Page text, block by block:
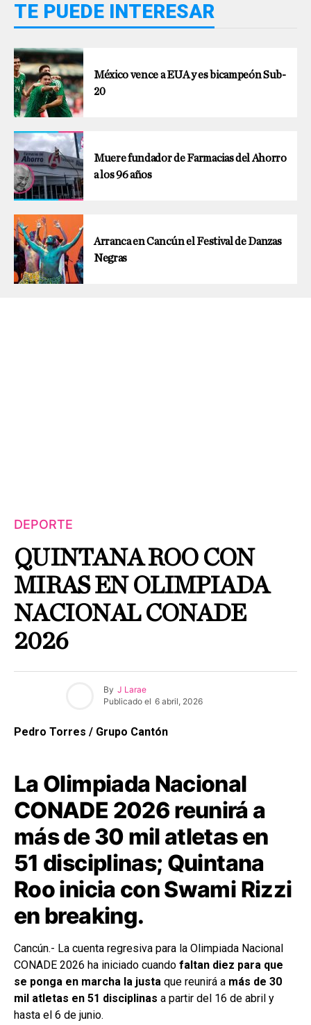
TE PUEDE INTERESAR
México vence a EUA y es bicampeón Sub-
20
Muere fundador de Farmacias del Ahorro
a los 96 años
Arranca en Cancún el Festival de Danzas
Negras
DEPORTE
QUINTANA ROO CON
MIRAS EN OLIMPIADA
NACIONAL CONADE
2026
By J Larae
Publicado el 6 abril, 2026
Pedro Torres / Grupo Cantón
La Olimpiada Nacional
CONADE 2026 reunirá a
más de 30 mil atletas en
51 disciplinas; Quintana
Roo inicia con Swami Rizzi
en breaking.
Cancún.- La cuenta regresiva para la Olimpiada Nacional
CONADE 2026 ha iniciado cuando faltan diez para que
se ponga en marcha la justa que reunirá a más de 30
mil atletas en 51 disciplinas a partir del 16 de abril y
hasta el 6 de junio.